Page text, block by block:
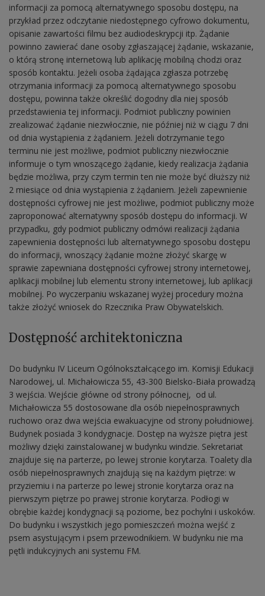
informacji za pomocą alternatywnego sposobu dostępu, na
przykład przez odczytanie niedostępnego cyfrowo dokumentu,
opisanie zawartości filmu bez audiodeskrypcji itp. Żądanie
powinno zawierać dane osoby zgłaszającej żądanie, wskazanie,
o którą stronę internetową lub aplikację mobilną chodzi oraz
sposób kontaktu. Jeżeli osoba żądająca zgłasza potrzebę
otrzymania informacji za pomocą alternatywnego sposobu
dostępu, powinna także określić dogodny dla niej sposób
przedstawienia tej informacji. Podmiot publiczny powinien
zrealizować żądanie niezwłocznie, nie później niż w ciągu 7 dni
od dnia wystąpienia z żądaniem. Jeżeli dotrzymanie tego
terminu nie jest możliwe, podmiot publiczny niezwłocznie
informuje o tym wnoszącego żądanie, kiedy realizacja żądania
będzie możliwa, przy czym termin ten nie może być dłuższy niż
2 miesiące od dnia wystąpienia z żądaniem. Jeżeli zapewnienie
dostępności cyfrowej nie jest możliwe, podmiot publiczny może
zaproponować alternatywny sposób dostępu do informacji. W
przypadku, gdy podmiot publiczny odmówi realizacji żądania
zapewnienia dostępności lub alternatywnego sposobu dostępu
do informacji, wnoszący żądanie możne złożyć skargę w
sprawie zapewniana dostępności cyfrowej strony internetowej,
aplikacji mobilnej lub elementu strony internetowej, lub aplikacji
mobilnej. Po wyczerpaniu wskazanej wyżej procedury można
także złożyć wniosek do Rzecznika Praw Obywatelskich.
Dostępność architektoniczna
Do budynku IV Liceum Ogólnokształcącego im. Komisji Edukacji
Narodowej, ul. Michałowicza 55, 43-300 Bielsko-Biała prowadzą
3 wejścia. Wejście główne od strony północnej, od ul.
Michałowicza 55 dostosowane dla osób niepełnosprawnych
ruchowo oraz dwa wejścia ewakuacyjne od strony południowej.
Budynek posiada 3 kondygnacje. Dostęp na wyższe piętra jest
możliwy dzięki zainstalowanej w budynku windzie. Sekretariat
znajduje się na parterze, po lewej stronie korytarza. Toalety dla
osób niepełnosprawnych znajdują się na każdym piętrze: w
przyziemiu i na parterze po lewej stronie korytarza oraz na
pierwszym piętrze po prawej stronie korytarza. Podłogi w
obrębie każdej kondygnacji są poziome, bez pochylni i uskoków.
Do budynku i wszystkich jego pomieszczeń można wejść z
psem asystującym i psem przewodnikiem. W budynku nie ma
pętli indukcyjnych ani systemu FM.